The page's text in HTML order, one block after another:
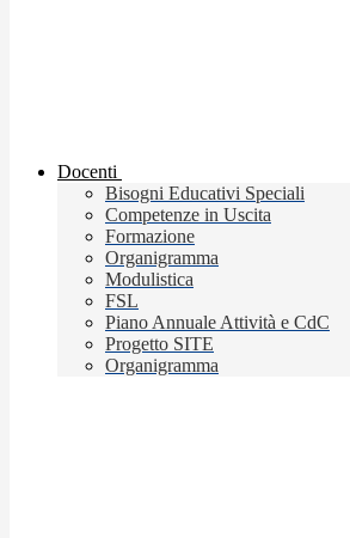
Docenti
Bisogni Educativi Speciali
Competenze in Uscita
Formazione
Organigramma
Modulistica
FSL
Piano Annuale Attività e CdC
Progetto SITE
Organigramma